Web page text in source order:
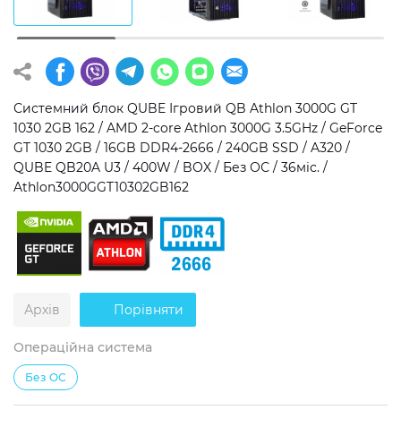
Операційна система
Windows 11 Home
Windows 11 Pro
Без ОС
Тип накопичувача
SSD
HDD
SSD + HDD
Додатково
RGB-підсвічування
Розблокований множник CPU
Надшвидкий M.2 SSD NVME
Системний блок QUBE Ігровий QB Athlon 3000G GT
1030 2GB 162 / AMD 2-core Athlon 3000G 3.5GHz / GeForce
GT 1030 2GB / 16GB DDR4-2666 / 240GB SSD / A320 /
QUBE QB20A U3 / 400W / BOX / Без ОС / 36міс. /
Athlon3000GGT10302GB162
Архів Порівняти
Операційна система
Без ОС